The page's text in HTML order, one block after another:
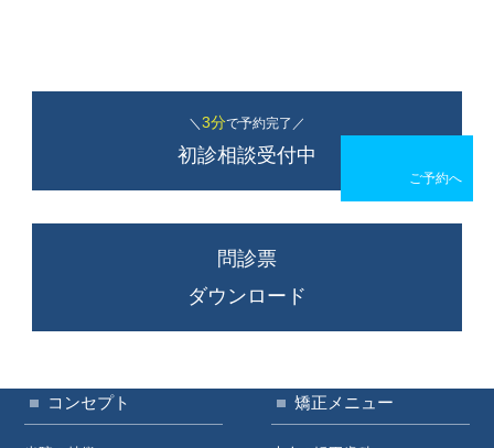
＼ 3分で予約完了／
初診相談受付中
問診票
ダウンロード
コンセプト 矯正メニュー